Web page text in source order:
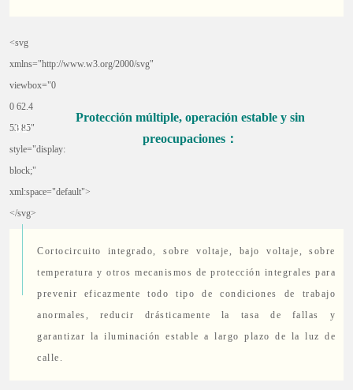
02
<svg
xmlns="http://www.w3.org/2000/svg"
viewbox="0
0 62.4
53.85"
style="display:
block;"
xml:space="default">
</svg>
Protección múltiple, operación estable y sin
preocupaciones：
Cortocircuito integrado, sobre voltaje, bajo voltaje, sobre
temperatura y otros mecanismos de protección integrales para
prevenir eficazmente todo tipo de condiciones de trabajo
anormales, reducir drásticamente la tasa de fallas y
garantizar la iluminación estable a largo plazo de la luz de
calle.